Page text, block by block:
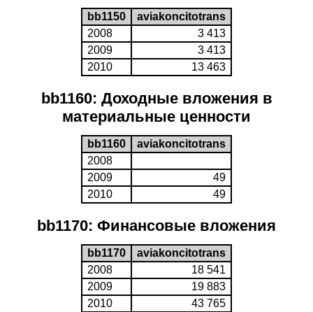
bb1150
aviakoncitotrans
2008
3 413
2009
3 413
2010
13 463
bb1160: Доходные вложения в
материальные ценности
bb1160
aviakoncitotrans
2008
2009
49
2010
49
bb1170: Финансовые вложения
bb1170
aviakoncitotrans
2008
18 541
2009
19 883
2010
43 765